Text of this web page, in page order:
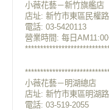
小薇花藝－新竹旗艦店
店址: 新竹市東區民權
電話: 03-5420113
營業時間: 每日
小薇花藝－明湖總店
店址: 新竹市東區明湖
電話: 03-519-2055